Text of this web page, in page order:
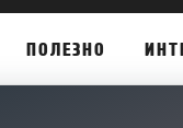
ПОЛЕЗНО